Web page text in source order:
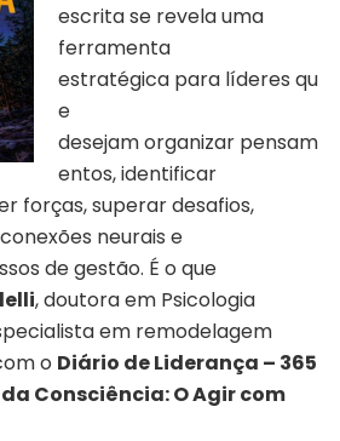
escrita se revela uma
ferramenta
estratégica para líderes qu
e
desejam organizar pensam
entos, identificar
forças, superar desafios,
neurais e
de gestão. É o que
,doutora em Psicologia
em remodelagem
o Diário de Liderança – 365
Consciência: O Agir com